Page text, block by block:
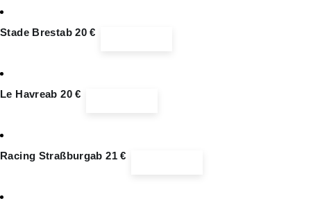
Stade Brestab 20 €
Le Havreab 20 €
Racing Straßburgab 21 €